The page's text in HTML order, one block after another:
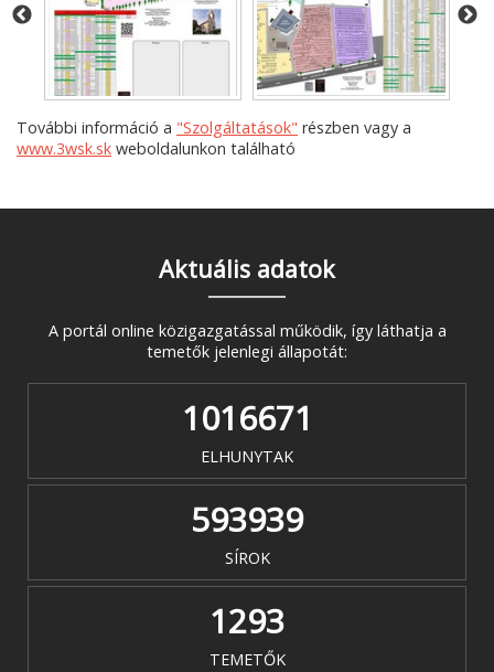
További információ a "Szolgáltatások" részben vagy a
www.3wsk.sk weboldalunkon található
Aktuális adatok
A portál online közigazgatással működik, így láthatja a
temetők jelenlegi állapotát:
1016671
ELHUNYTAK
593939
SÍROK
1293
TEMETŐK